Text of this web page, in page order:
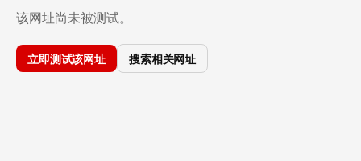
该网址尚未被测试。
立即测试该网址 搜索相关网址